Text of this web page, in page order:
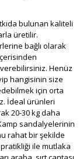
bulunan kaliteli
üretilir.
bağlı olarak
Henüz
hangisinin size
için orta
İdeal ürünleri
20-30 kg daha
sandalyelerinin
rahat bir şekilde
ile mutlaka